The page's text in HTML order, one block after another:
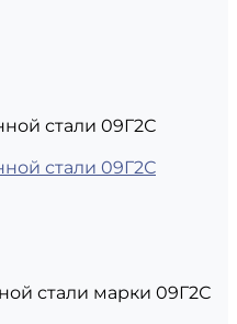
стали 09Г2С
стали 09Г2С
стали марки 09Г2С